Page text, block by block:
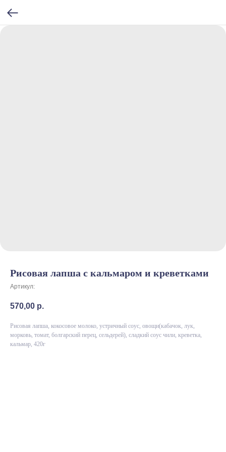
Рисовая лапша с кальмаром и креветками
Артикул:
570,00 р.
Рисовая лапша, кокосовое молоко, устричный соус, овощи(кабачок, лук,
морковь, томат, болгарский перец, сельдерей), сладкий соус чили, креветка,
кальмар, 420г